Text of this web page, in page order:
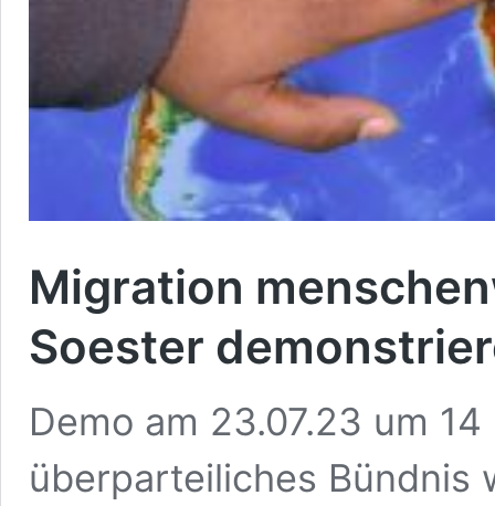
Migration
Soester
Demo am 23.07.23 um
überparteiliches Bündnis